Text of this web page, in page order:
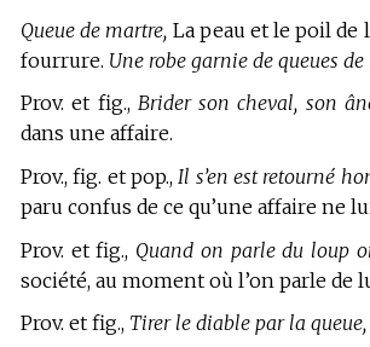
Queue de martre, La peau et le poil de
fourrure. Une robe garnie de queues de
Prov. et fig., Brider son cheval, son
dans une affaire.
Prov., fig. et pop., Il s’en est retourné
paru confus de ce qu’une affaire ne
Prov. et fig., Quand on parle du loup
société, au moment où l’on parle de
Prov. et fig., Tirer le diable par la queue,